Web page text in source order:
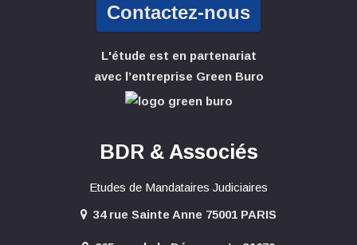
Contactez-nous
L'étude est en partenariat
avec l’entreprise Green Buro
BDR & Associés
Etudes de Mandataires Judiciaires
34 rue Sainte Anne 75001 PARIS